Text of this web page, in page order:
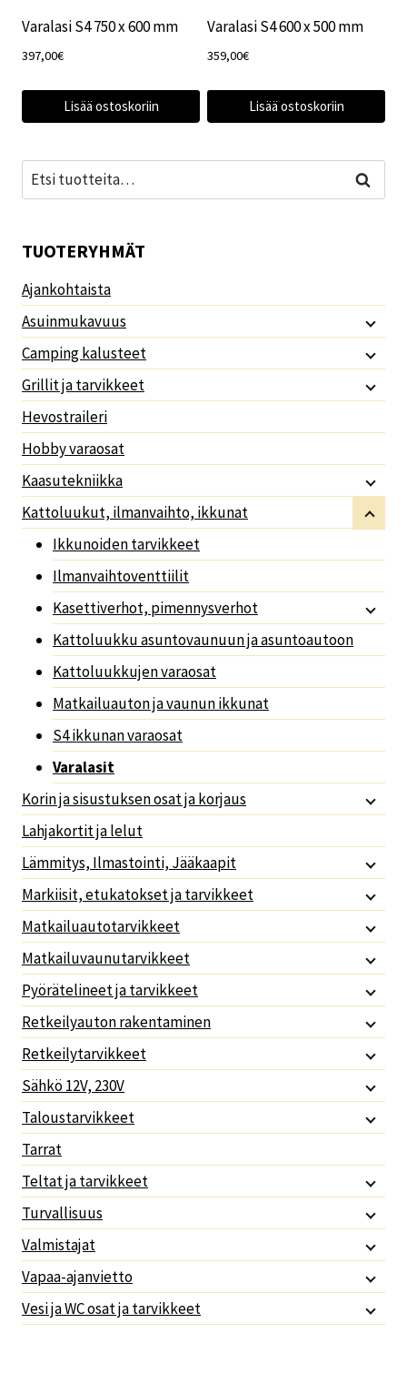
Varalasi S4 750 x 600 mm
397,00€
Lisää ostoskoriin
Varalasi S4 600 x 500 mm
359,00€
Lisää ostoskoriin
Etsi: Haku
TUOTERYHMÄT
Ajankohtaista
Asuinmukavuus
Camping kalusteet
Grillit ja tarvikkeet
Hevostraileri
Hobby varaosat
Kaasutekniikka
Kattoluukut, ilmanvaihto, ikkunat
Ikkunoiden tarvikkeet
Ilmanvaihtoventtiilit
Kasettiverhot, pimennysverhot
Kattoluukku asuntovaunuun ja asuntoautoon
Kattoluukkujen varaosat
Matkailuauton ja vaunun ikkunat
S4 ikkunan varaosat
Varalasit
Korin ja sisustuksen osat ja korjaus
Lahjakortit ja lelut
Lämmitys, Ilmastointi, Jääkaapit
Markiisit, etukatokset ja tarvikkeet
Matkailuautotarvikkeet
Matkailuvaunutarvikkeet
Pyörätelineet ja tarvikkeet
Retkeilyauton rakentaminen
Retkeilytarvikkeet
Sähkö 12V, 230V
Taloustarvikkeet
Tarrat
Teltat ja tarvikkeet
Turvallisuus
Valmistajat
Vapaa-ajanvietto
Vesi ja WC osat ja tarvikkeet